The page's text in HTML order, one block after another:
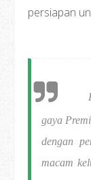
persiapan
gaya
dengan
macam